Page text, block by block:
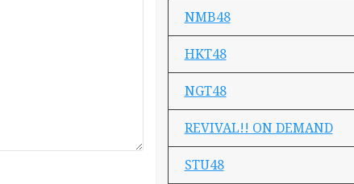
NMB48
HKT48
NGT48
REVIVAL!! ON DEMAND
STU48